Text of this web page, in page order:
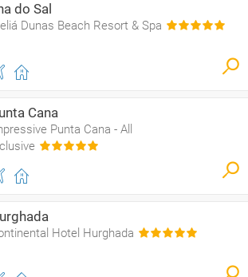
do Sal
Dunas Beach Resort & Spa
Cana
Punta Cana - All
Hotel Hurghada